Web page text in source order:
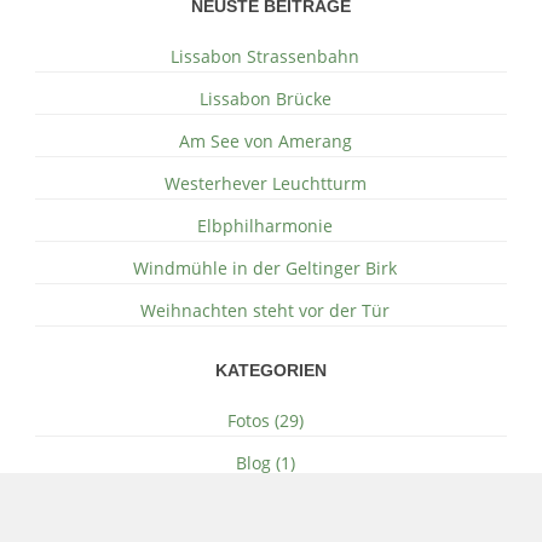
NEUSTE BEITRÄGE
Lissabon Strassenbahn
Lissabon Brücke
Am See von Amerang
Westerhever Leuchtturm
Elbphilharmonie
Windmühle in der Geltinger Birk
Weihnachten steht vor der Tür
KATEGORIEN
Fotos (29)
Blog (1)